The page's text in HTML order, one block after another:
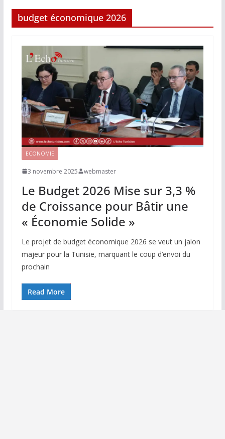
budget économique 2026
ECONOMIE
3 novembre 2025 webmaster
Le Budget 2026 Mise sur 3,3 %
de Croissance pour Bâtir une
« Économie Solide »
Le projet de budget économique 2026 se veut un jalon
majeur pour la Tunisie, marquant le coup d’envoi du
prochain
Read More